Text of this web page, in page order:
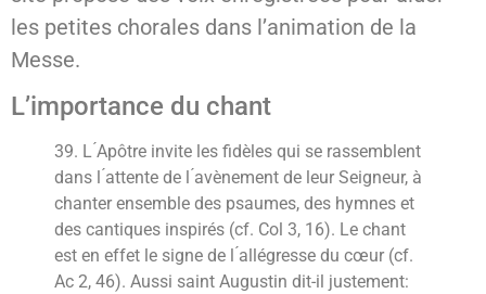
les petites chorales dans l’animation de la
Messe.
L’importance du chant
39. L ́Apôtre invite les fidèles qui se rassemblent
dans l ́attente de l ́avènement de leur Seigneur, à
chanter ensemble des psaumes, des hymnes et
des cantiques inspirés (cf. Col 3, 16). Le chant
est en effet le signe de l ́allégresse du cœur (cf.
Ac 2, 46). Aussi saint Augustin dit-il justement: